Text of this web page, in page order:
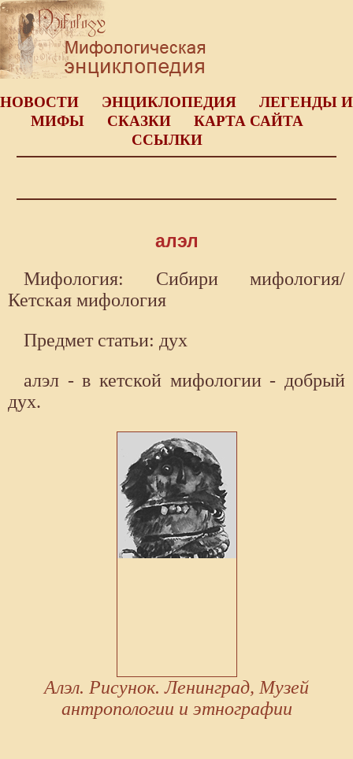
НОВОСТИ ЭНЦИКЛОПЕДИЯ
ЛЕГЕНДЫ И
МИФЫ
СКАЗКИ
КАРТА САЙТА
ССЫЛКИ
алэл
Мифология: Сибири мифология/
Кетская мифология
Предмет статьи: дух
алэл - в кетской мифологии - добрый
дух.
Алэл. Рисунок. Ленинград, Музей
антропологии и этнографии